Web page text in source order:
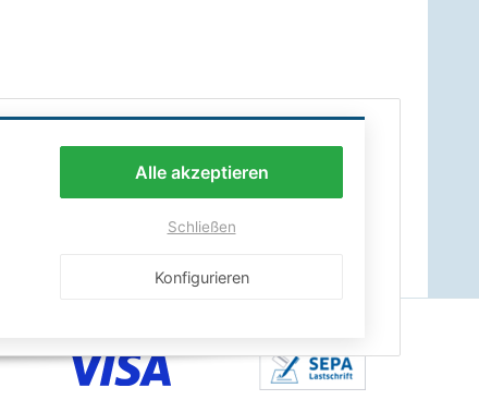
Alle akzeptieren
Schließen
Konfigurieren